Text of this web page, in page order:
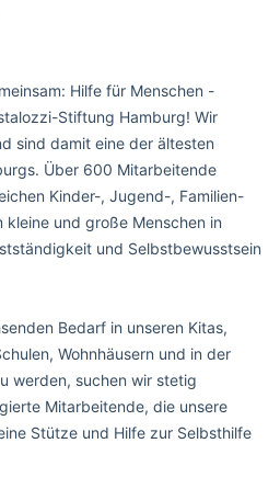
Hilfe für Menschen -
Stiftung Hamburg! Wir
sind damit eine der ältesten
Über 600 Mitarbeitende
Kinder-, Jugend-, Familien-
kleine und große Menschen in
und Selbstbewusstsein
Bedarf in unseren Kitas,
Wohnhäusern und in der
werden, suchen wir stetig
Mitarbeitende, die unsere
Stütze und Hilfe zur Selbsthilfe